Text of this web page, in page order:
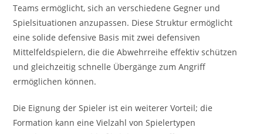
Teams ermöglicht, sich an verschiedene Gegner und
Spielsituationen anzupassen. Diese Struktur ermöglicht
eine solide defensive Basis mit zwei defensiven
Mittelfeldspielern, die die Abwehrreihe effektiv schützen
und gleichzeitig schnelle Übergänge zum Angriff
ermöglichen können.
Die Eignung der Spieler ist ein weiterer Vorteil; die
Formation kann eine Vielzahl von Spielertypen